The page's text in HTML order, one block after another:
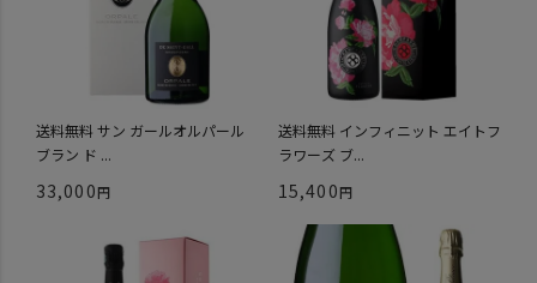
送料無料 サン ガールオルパール
ブラン ド ...
33,000
送料無料 インフィニット エイトフ
ラワーズ ブ...
15,400